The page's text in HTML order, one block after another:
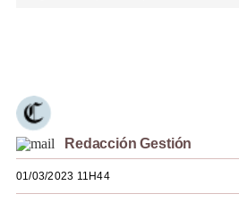
Redacción Gestión
01/03/2023 11H44